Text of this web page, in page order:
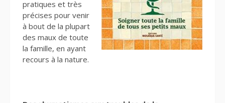
pratiques et très
précises pour venir
à bout de la plupart
des maux de toute
la famille, en ayant
recours à la nature.